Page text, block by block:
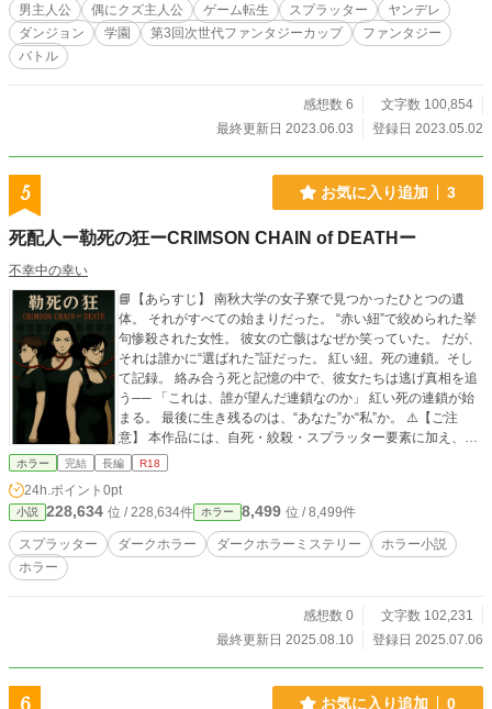
男主人公 偶にクズ主人公 ゲーム転生 スプラッター
ヤンデレ
ダンジョン
学園 第3回次世代ファンタジーカップ
ファンタジー
バトル
感想数 6
文字数 100,854
最終更新日 2023.06.03
登録日 2023.05.02
5 お気に入り追加 3
死配人ー勒死の狂ーCRIMSON CHAIN of DEATHー
不幸中の幸い
📘【あらすじ】 南秋大学の女子寮で見つかったひとつの遺
体。 それがすべての始まりだった。 “赤い紐”で絞められた挙
句惨殺された女性。 彼女の亡骸はなぜか笑っていた。 だが、
それは誰かに“選ばれた”証だった。 紅い紐。死の連鎖。そし
て記録。 絡み合う死と記憶の中で、彼女たちは逃げ真相を追
う── 「これは、誰が望んだ連鎖なのか」 紅い死の連鎖が始
まる。 最後に生き残るのは、“あなた”か“私”か。 ⚠️【ご注
意】 本作品には、自死・絞殺・スプラッター要素に加え、一
部に性的描写・倒錯的演出を含むシーンが存在します。 精神
は、閲覧をお控えください。
ホラー 完結 長編 R18
24h.ポイント 0pt
小説 228,634 位 / 228,634件 ホラー 8,499 位 / 8,499件
スプラッター ダークホラー ダークホラーミステリー
ホラー小説
ホラー
感想数 0
文字数 102,231
最終更新日 2025.08.10
登録日 2025.07.06
6 お気に入り追加 0